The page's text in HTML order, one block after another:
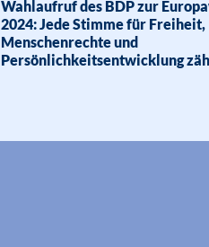
Wahlaufruf des BDP zur
2024: Jede Stimme für Freiheit,
Menschenrechte und
Persönlichkeitsentwicklung